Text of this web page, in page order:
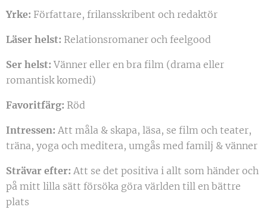
Yrke: Författare, frilansskribent och redaktör
Läser helst: Relationsromaner och feelgood
Ser helst: Vänner eller en bra film (drama eller
romantisk komedi)
Favoritfärg: Röd
Intressen: Att måla & skapa, läsa, se film och teater,
träna, yoga och meditera, umgås med familj & vänner
Strävar efter: Att se det positiva i allt som händer och
på mitt lilla sätt försöka göra världen till en bättre
plats